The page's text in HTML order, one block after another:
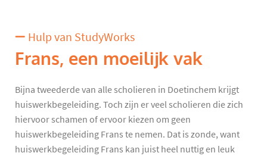
Hulp van StudyWorks
Frans, een moeilijk vak
Bijna tweederde van alle scholieren in Doetinchem krijgt
huiswerkbegeleiding. Toch zijn er veel scholieren die zich
hiervoor schamen of ervoor kiezen om geen
huiswerkbegeleiding Frans te nemen. Dat is zonde, want
huiswerkbegeleiding Frans kan juist heel nuttig en leuk